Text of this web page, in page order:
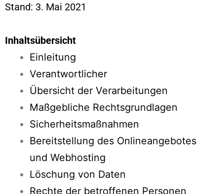
Stand: 3. Mai 2021
Inhaltsübersicht
Einleitung
Verantwortlicher
Übersicht der Verarbeitungen
Maßgebliche Rechtsgrundlagen
Sicherheitsmaßnahmen
Bereitstellung des Onlineangebotes
und Webhosting
Löschung von Daten
Rechte der betroffenen Personen